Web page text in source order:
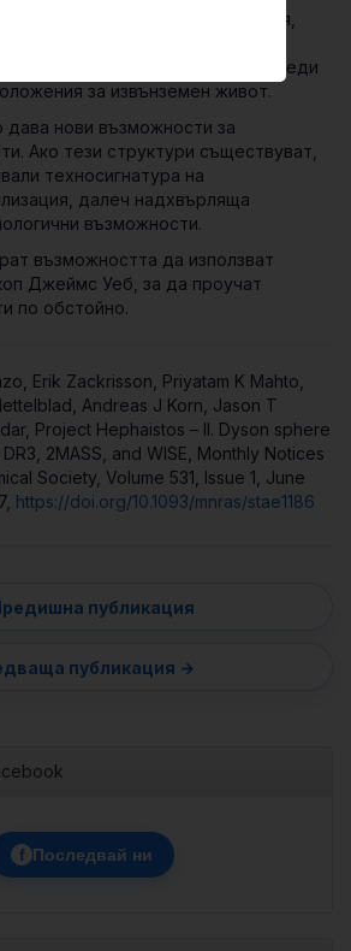
Други обяснения,
досега природни
задълбочено проучени, преди
за извънземен живот.
дава нови възможности за
Ако тези структури съществуват,
техносигнатура на
далеч надхвърляща
възможности.
възможността да използват
Джеймс Уеб, за да проучат
по обстойно.
Erik Zackrisson, Priyatam K Mahto,
Andreas J Korn, Jason T
Project Hephaistos – II. Dyson sphere
2MASS, and WISE, Monthly Notices
Society, Volume 531, Issue 1, June
https://doi.org/10.1093/mnras/stae1186
f Последвай ни